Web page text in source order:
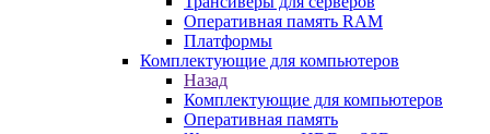
Оперативная память RAM
Платформы
Комплектующие для компьютеров
Назад
Комплектующие для компьютеров
Оперативная память